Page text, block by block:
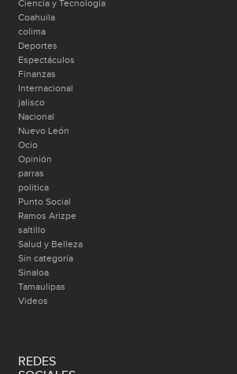
Ciencia y Tecnología
Coahuila
colima
Deportes
Espectáculos
Finanzas
Internacional
jalisco
Nacional
Nuevo León
Ocio
Opinión
parras
politica
Punto Social
Ramos Arizpe
saltillo
Salud y Belleza
Sin categoría
Sinaloa
Tamaulipas
Videos
REDES